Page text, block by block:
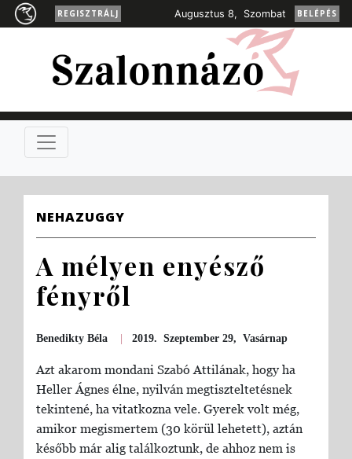
REGISZTRÁLJ Augusztus 8, Szombat BELÉPÉS
NEHAZUGGY
A mélyen enyésző
fényről
Benedikty Béla 2019. Szeptember 29, Vasárnap
Azt akarom mondani Szabó Attilának, hogy ha
Heller Ágnes élne, nyilván megtiszteltetésnek
tekintené, ha vitatkozna vele. Gyerek volt még,
amikor megismertem (30 körül lehetett), aztán
később már alig találkoztunk, de ahhoz nem is